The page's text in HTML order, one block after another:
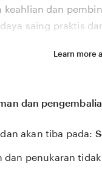
keahlian dan
saing praktis
layanan ramah
siap kerja dan
Learn more
dan
akan tiba pada:
dan penukaran